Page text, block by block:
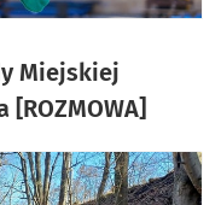
Miejskiej